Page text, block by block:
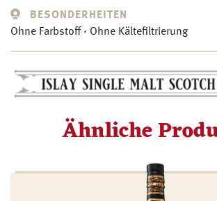
BESONDERHEITEN
Ohne Farbstoff · Ohne Kältefiltrierung
Ähnliche